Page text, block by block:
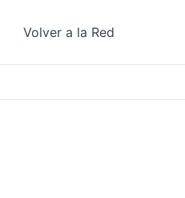
Volver a la Red